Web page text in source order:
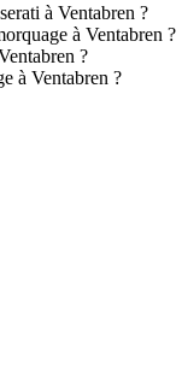
à Ventabren ?
à Ventabren ?
?
à Ventabren ?